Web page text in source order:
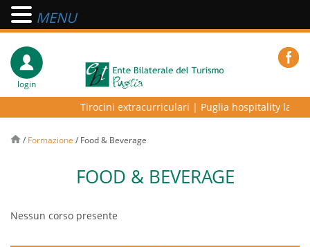
login
Tirocini extracurriculari|Puglia hospitality lab –
/ Formazione / Food & Beverage
FOOD & BEVERAGE
Nessun corso presente
MENU